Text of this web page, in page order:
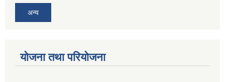
अन्य
योजना तथा परियोजना